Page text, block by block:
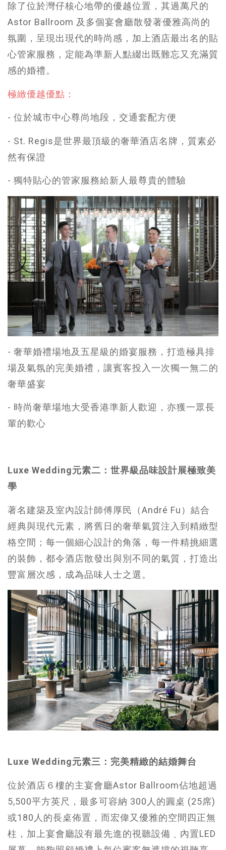
除了位於灣仔核心地帶的優越位置，其過萬尺的
Astor Ballroom 及多個宴會廳散發著優雅高尚的
氛圍，呈現出現代的時尚感，加上酒店最出名的貼
心管家服務，定能為準新人點綴出既難忘又充滿質
感的婚禮。
極緻優越優點：
- 位於城市中心尊尚地段，交通套配方便
- St. Regis是世界最頂級的奢華酒店名牌，質素必
然有保證
- 獨特貼心的管家服務給新人最尊貴的體驗
- 奢華婚禮場地及五星級的婚宴服務，打造極具排
場及氣氛的完美婚禮，讓賓客投入一次獨一無二的
奢華盛宴
- 時尚奢華場地大受香港準新人歡迎，亦獲一眾長
輩的歡心
Luxe Wedding元素二：世界級品味設計展極致美
學
著名建築及室內設計師傅厚民（André Fu）結合
經典與現代元素，將舊日的奢華氣質注入到精緻型
格空間；每一個細心設計的角落，每一件精挑細選
的裝飾，都令酒店散發出與別不同的氣質，打造出
豐富層次感，成為品味人士之選。
Luxe Wedding元素三：完美精緻的結婚舞台
位於酒店６樓的主宴會廳Astor Ballroom佔地超過
5,500平方英尺，最多可容納 300人的圓桌 (25席)
或180人的長桌佈置，而宏偉又優雅的空間四正無
柱，加上宴會廳設有最先進的視聽設備﹑內置LED